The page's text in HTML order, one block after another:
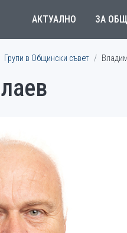
АКТУАЛНО ЗА
Групи в Общински съвет